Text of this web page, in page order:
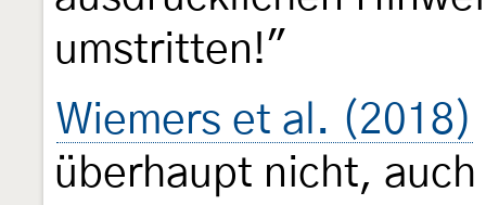
umstritten!"
Wiemers et al. (2018)
überhaupt nicht,